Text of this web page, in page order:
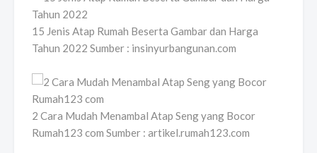
15 Jenis Atap Rumah Beserta Gambar dan Harga
Tahun 2022 Sumber : insinyurbangunan.com
2 Cara Mudah Menambal Atap Seng yang Bocor
Rumah123 com Sumber : artikel.rumah123.com